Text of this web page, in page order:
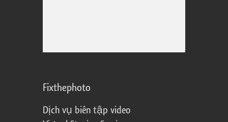
Fixthephoto
Dịch vụ biên tập video